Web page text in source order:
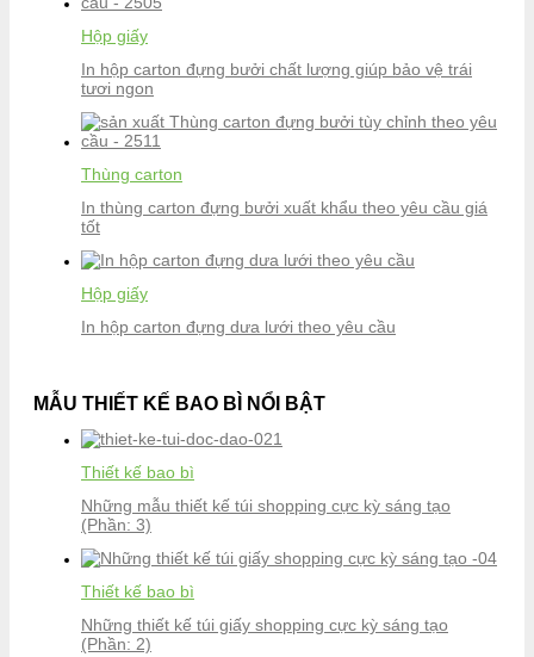
Hộp giấy
In hộp carton đựng bưởi chất lượng giúp bảo vệ trái
tươi ngon
Thùng carton
In thùng carton đựng bưởi xuất khẩu theo yêu cầu giá
tốt
Hộp giấy
In hộp carton đựng dưa lưới theo yêu cầu
MẪU THIẾT KẾ BAO BÌ NỔI BẬT
Thiết kế bao bì
Những mẫu thiết kế túi shopping cực kỳ sáng tạo
(Phần: 3)
Thiết kế bao bì
Những thiết kế túi giấy shopping cực kỳ sáng tạo
(Phần: 2)